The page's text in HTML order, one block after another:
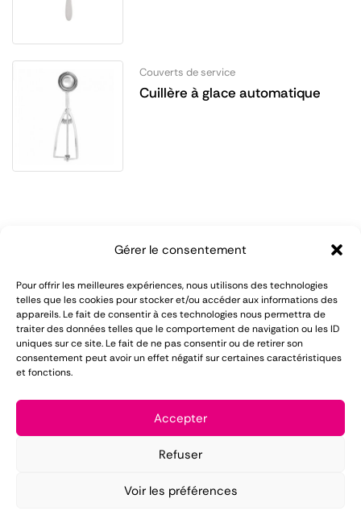
Gérer le consentement
Pour offrir les meilleures expériences, nous utilisons des technologies
telles que les cookies pour stocker et/ou accéder aux informations des
appareils. Le fait de consentir à ces technologies nous permettra de
traiter des données telles que le comportement de navigation ou les ID
uniques sur ce site. Le fait de ne pas consentir ou de retirer son
consentement peut avoir un effet négatif sur certaines caractéristiques
et fonctions.
Accepter
Refuser
Voir les préférences
Couverts de service
Cuillère à glace automatique
LOMAREC met à votre disposition plus de 55 ans
d'expérience dans le domaine de la location de
matériel pour réception.
Conditions générales de vente